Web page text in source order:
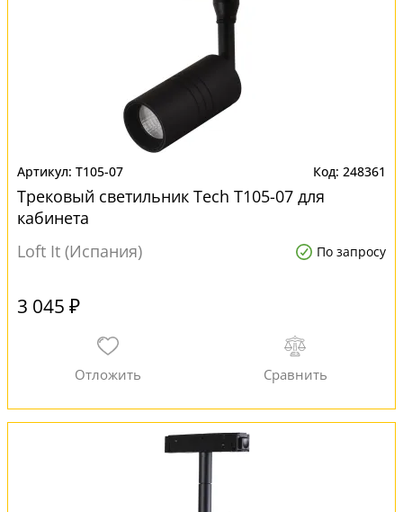
T105-07 248361
Трековый светильник Tech T105-07 для
кабинета
Loft It (Испания)
По запросу
3 045 ₽